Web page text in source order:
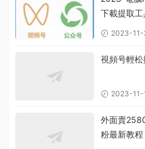
下載提取
2023-11-
視頻号輕
2023-11-
外面賣
粉最新教程